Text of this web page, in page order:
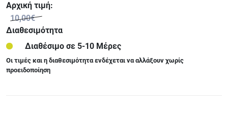
Αρχική τιμή:
10,00€
Διαθεσιμότητα
Διαθέσιμο σε 5-10 Μέρες
Οι τιμές και η διαθεσιμότητα ενδέχεται να αλλάξουν χωρίς
προειδοποίηση